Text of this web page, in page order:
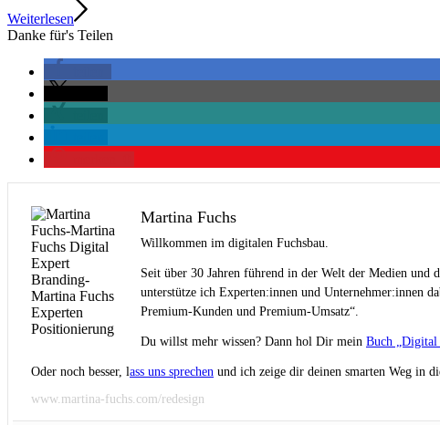
Weiterlesen
Danke für's Teilen
Martina Fuchs
Willkommen im digitalen Fuchsbau.
Seit über 30 Jahren führend in der Welt der Medien
unterstütze ich Experten:innen und Unternehmer:innen
Premium-Kunden und Premium-Umsatz“.
Du willst mehr wissen? Dann hol Dir mein Buch
Oder noch besser, lass uns sprechen und ich zeige dir deinen smarten Weg in
www.martina-fuchs.com/redesign